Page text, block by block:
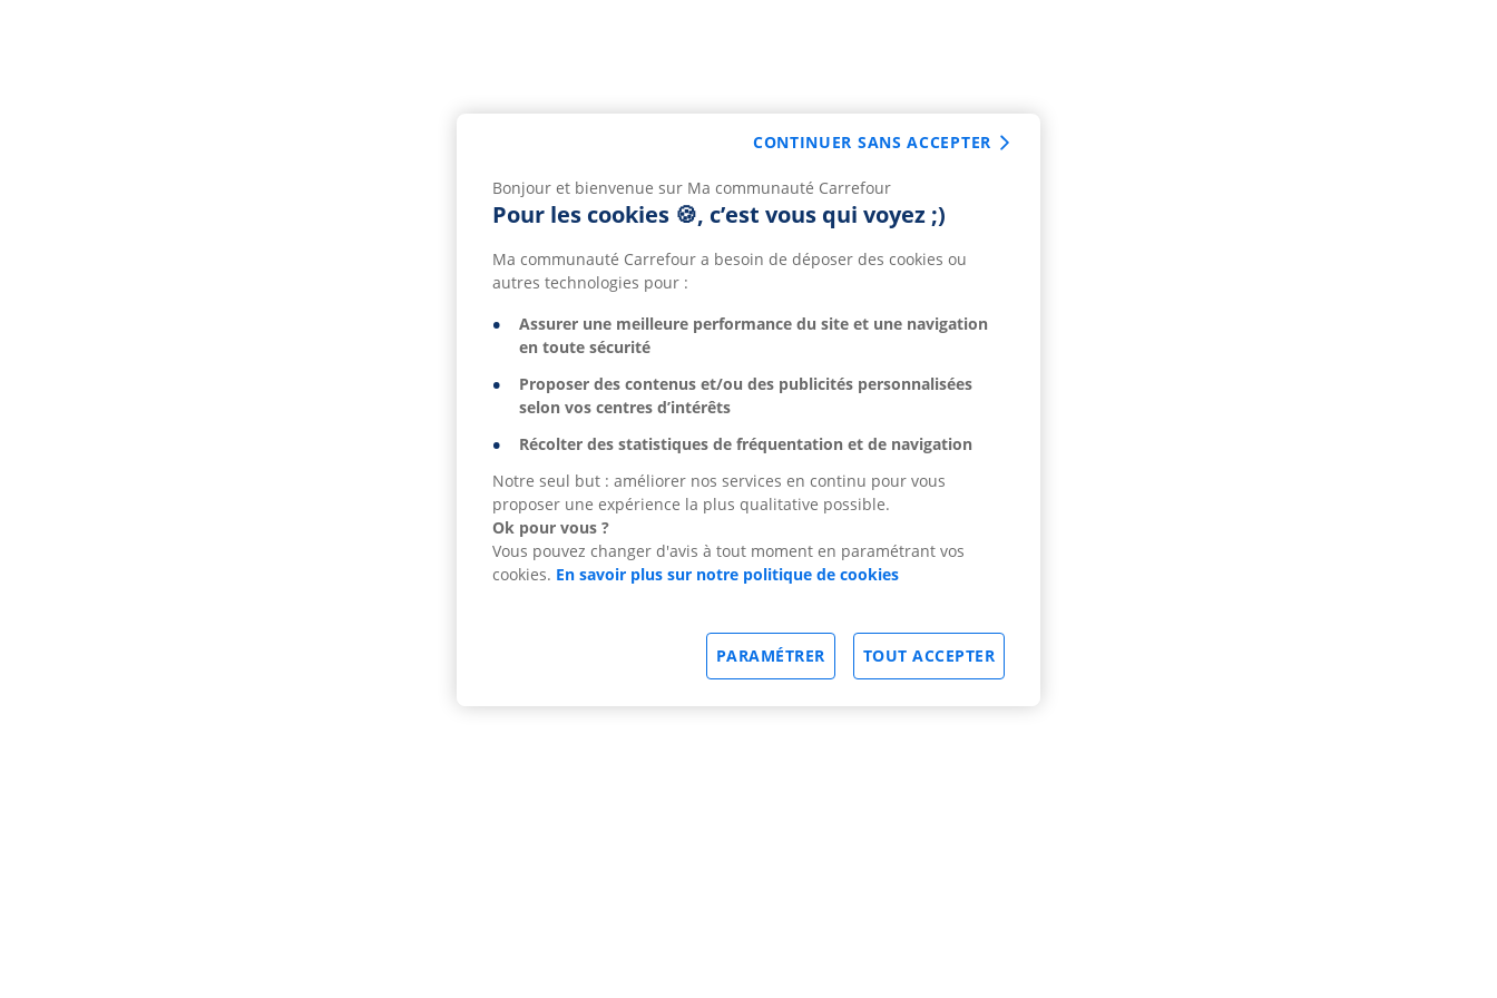
Bonjour et bienvenue sur Ma communauté Carrefour
Pour les cookies 🍪, c’est vous qui voyez ;)
Ma communauté Carrefour a besoin de déposer des cookies ou
autres technologies pour :
Assurer une meilleure performance du site et une navigation
en toute sécurité
Proposer des contenus et/ou des publicités personnalisées
selon vos centres d’intérêts
Récolter des statistiques de fréquentation et de navigation
Notre seul but : améliorer nos services en continu pour vous
proposer une expérience la plus qualitative possible.
Ok pour vous ?
Vous pouvez changer d'avis à tout moment en paramétrant vos
cookies. En savoir plus sur notre politique de cookies
TOUT ACCEPTER
PARAMÉTRER
CONTINUER SANS ACCEPTER